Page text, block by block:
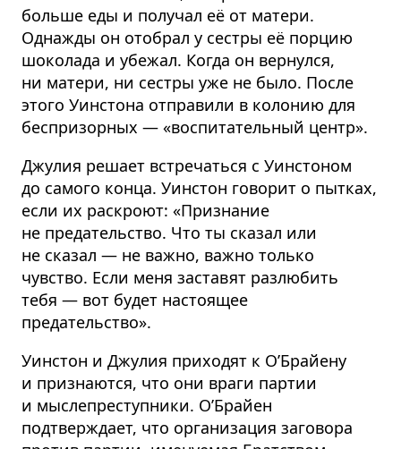
больше еды и получал её от матери.
Однажды он отобрал у сестры её порцию
шоколада и убежал. Когда он вернулся,
ни матери, ни сестры уже не было. После
этого Уинстона отправили в колонию для
беспризорных — «воспита­тельный центр».
Джулия решает встречаться с Уинстоном
до самого конца. Уинстон говорит о пытках,
если их раскроют: «Признание
не предательство. Что ты сказал или
не сказал — не важно, важно только
чувство. Если меня заставят разлюбить
тебя — вот будет настоящее
предательство».
Уинстон и Джулия приходят к О’Брайену
и признаются, что они враги партии
и мыслепре­ступники. О’Брайен
подтверждает, что организация заговора